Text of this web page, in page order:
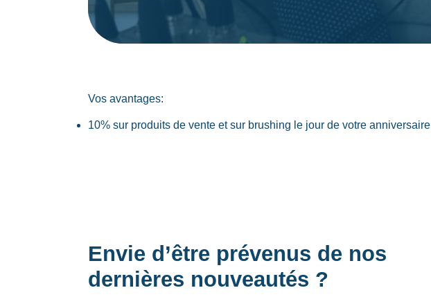
Vos avantages:
10% sur produits de vente et sur brushing le jour de votre anniversaire
Envie d’être prévenus de nos
dernières nouveautés ?